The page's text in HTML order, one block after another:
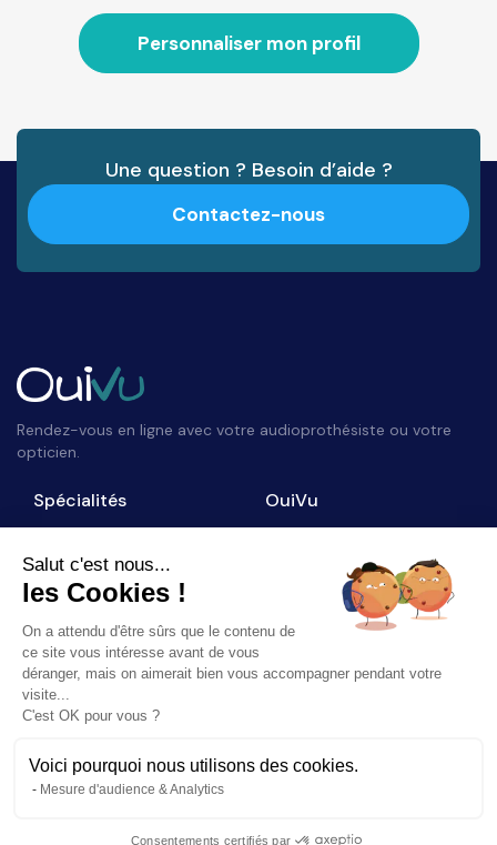
Personnaliser mon profil
Une question ? Besoin d’aide ?
Contactez-nous
Rendez-vous en ligne avec votre audioprothésiste ou votre
opticien.
Spécialités
Opticiens
Audioprothésistes
OuiVu
Qui sommes-nous ?
Nous contacter
Accès professionnel
Suivez-nous
©2026OuiVu. Tous droits réservés
Salut c'est nous...
les Cookies !
On a attendu d'être sûrs que le contenu de
ce site vous intéresse avant de vous
déranger, mais on aimerait bien vous accompagner pendant votre
visite...
C'est OK pour vous ?
Voici pourquoi nous utilisons des cookies.
Mesure d'audience & Analytics
Consentements certifiés par